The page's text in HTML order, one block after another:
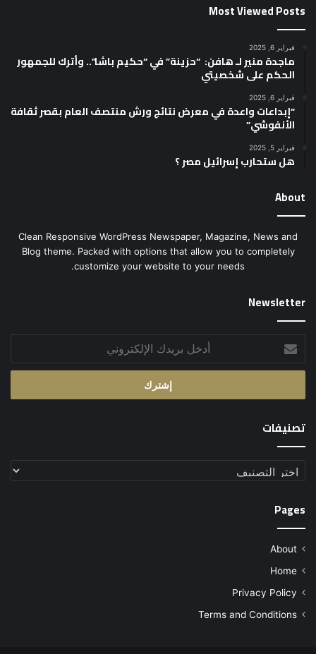
Most Viewed Posts
فبراير 6, 2025
ماجدة منير لـ هافن: “حزينة” في “حكيم باشا”.. وأترك للجمهور
الحكم على شخصيتي
فبراير 6, 2025
“إبداعات واعدة في معرض نتائج ورش منتصف العام بقصر ثقافة
الأنفوشي”
فبراير 5, 2025
هل ستحارب إسرائيل مصر ؟
About
Clean Responsive WordPress Newspaper, Magazine, News and
Blog theme. Packed with options that allow you to completely
customize your website to your needs.
Newsletter
بريدك
الإلكتروني
تصنيفات
تصنيفات
Pages
About
Home
Privacy Policy
Terms and Conditions